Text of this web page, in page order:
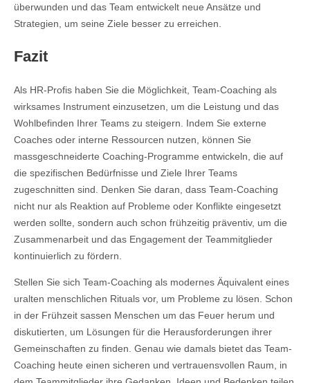
überwunden und das Team entwickelt neue Ansätze und
Strategien, um seine Ziele besser zu erreichen.
Fazit
Als HR-Profis haben Sie die Möglichkeit, Team-Coaching als
wirksames Instrument einzusetzen, um die Leistung und das
Wohlbefinden Ihrer Teams zu steigern. Indem Sie externe
Coaches oder interne Ressourcen nutzen, können Sie
massgeschneiderte Coaching-Programme entwickeln, die auf
die spezifischen Bedürfnisse und Ziele Ihrer Teams
zugeschnitten sind. Denken Sie daran, dass Team-Coaching
nicht nur als Reaktion auf Probleme oder Konflikte eingesetzt
werden sollte, sondern auch schon frühzeitig präventiv, um die
Zusammenarbeit und das Engagement der Teammitglieder
kontinuierlich zu fördern.
Stellen Sie sich Team-Coaching als modernes Äquivalent eines
uralten menschlichen Rituals vor, um Probleme zu lösen. Schon
in der Frühzeit sassen Menschen um das Feuer herum und
diskutierten, um Lösungen für die Herausforderungen ihrer
Gemeinschaften zu finden. Genau wie damals bietet das Team-
Coaching heute einen sicheren und vertrauensvollen Raum, in